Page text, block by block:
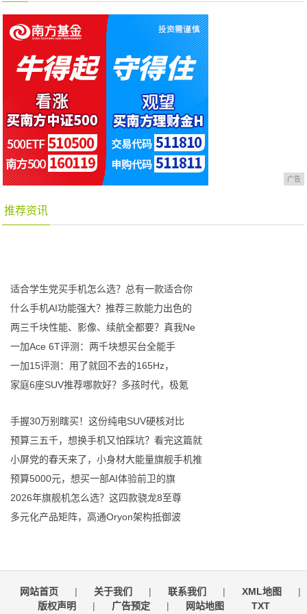
广告
推荐资讯
适合学生党买手机怎么选？总有一款适合你
什么手机AI功能强大？推荐三款能力出色的
两三千块性能、影像、续航全都要？真我Ne
一加Ace 6T评测：两千块想买台全能手
一加15评测：用了就回不去的165Hz，
家庭6座SUV推荐哪款好？多孩时代，极氪
手握30万别瞎买！这份纯电SUV硬核对比
预算三五千，想换手机又怕踩坑？看完这篇就
小屏党的春天来了，小身材大能量旗舰手机推
预算5000元，想买一部AI体验前卫的旗
2026年旗舰机怎么选？这四款骁龙8至尊
多元化产品矩阵，高通Oryon架构抵御波
网站首页 | 关于我们 | 联系我们 | XML地图
|
版权声明
| 广告预定 | 网站地图 TXT